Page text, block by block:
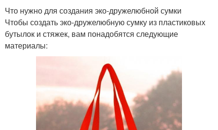
Что нужно для создания эко-дружелюбной сумки
Чтобы создать эко-дружелюбную сумку из пластиковых
бутылок и стяжек, вам понадобятся следующие
материалы: